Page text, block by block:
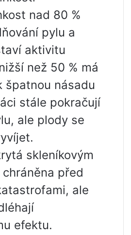
nad 80 %
pylu a
aktivitu
než 50 % má
špatnou násadu
stále pokračují
ale plody se
skleníkovým
před
ale
efektu.